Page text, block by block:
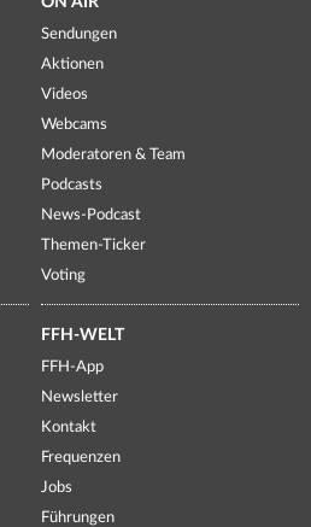
Sendungen
Aktionen
Videos
Webcams
Moderatoren & Team
Podcasts
News-Podcast
Themen-Ticker
Voting
FFH-WELT
FFH-App
Newsletter
Kontakt
Frequenzen
Jobs
Führungen